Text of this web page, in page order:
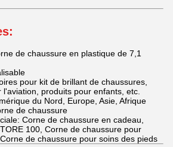
de chaussure en plastique de 7,1
pour kit de brillant de chaussures,
produits pour enfants, etc.
du Nord, Europe, Asie, Afrique
de chaussure
Corne de chaussure en cadeau,
100, Corne de chaussure pour
de chaussure pour soins des pieds